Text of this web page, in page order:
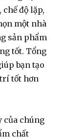
độ lặp,
một nhà
sản phẩm
tốt. Tổng
bạn tạo
tốt hơn
của chúng
chất